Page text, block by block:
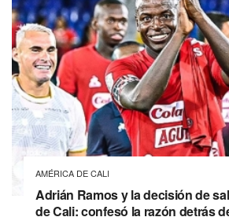
AMÉRICA DE CALI
Adrián Ramos y la decisión de
de Cali: confesó la razón detrás